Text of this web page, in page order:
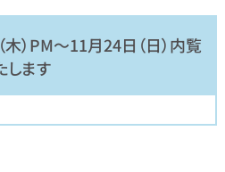
）PM～11月24日（日）内覧
します